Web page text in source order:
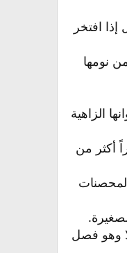
افتخر
نومها
الزاهية
أكثر من
وھو فصل